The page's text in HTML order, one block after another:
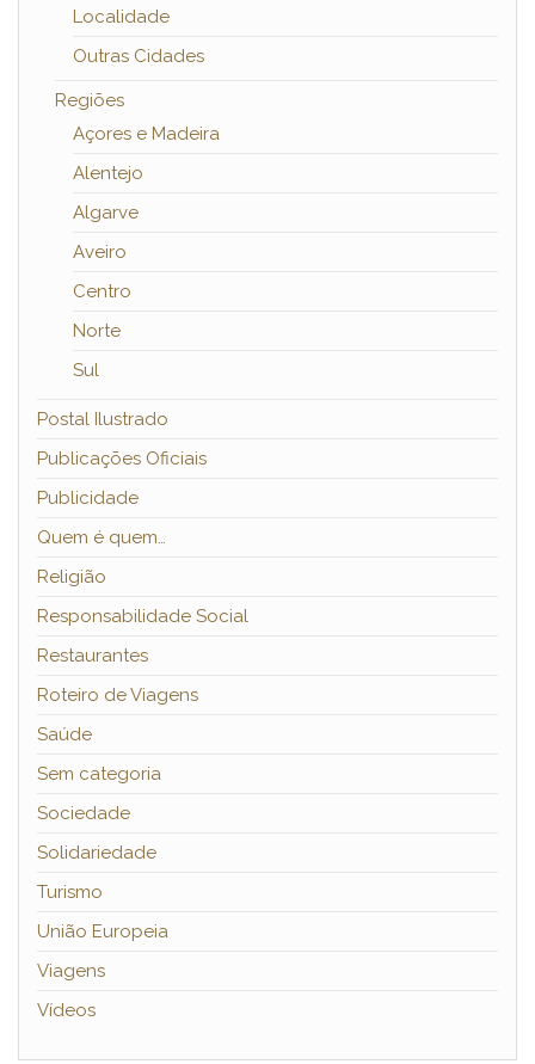
Localidade
Outras Cidades
Regiões
Açores e Madeira
Alentejo
Algarve
Aveiro
Centro
Norte
Sul
Postal Ilustrado
Publicações Oficiais
Publicidade
Quem é quem…
Religião
Responsabilidade Social
Restaurantes
Roteiro de Viagens
Saúde
Sem categoria
Sociedade
Solidariedade
Turismo
União Europeia
Viagens
Vídeos